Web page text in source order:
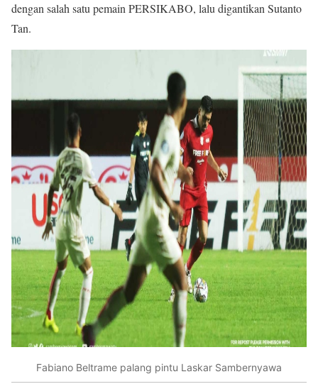
dengan salah satu pemain PERSIKABO, lalu digantikan Sutanto
Tan.
Fabiano Beltrame palang pintu Laskar Sambernyawa